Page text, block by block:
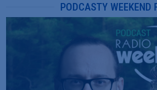
PODCASTY WEEKEND